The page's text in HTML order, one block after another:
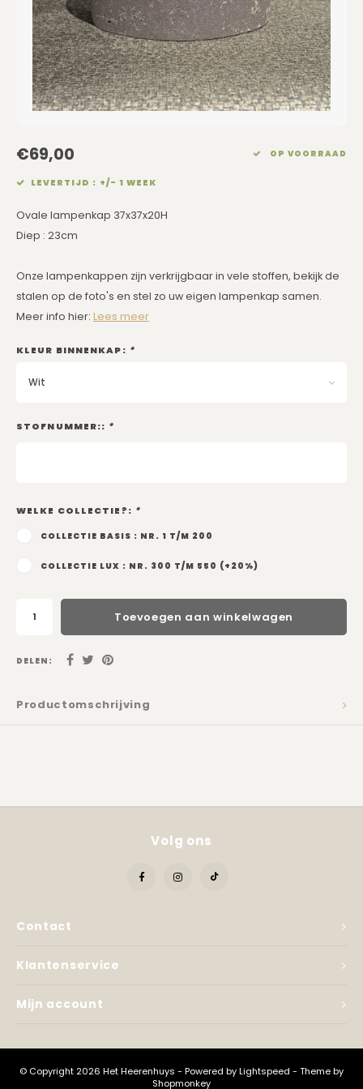
Eetkamerstoelen
Barkrukken
Banken
Rechthoekige Lampenkappen
Schuine Lampenkappen
Pet Lampenkappen
Kussens Roze
Kussens Goud
Kussens Grijs
Kussens SALE
Kaarsen
Dienbladen / Schalen
Kunstbloemen
Zuilen
Asleigh & Burwood
€69,00 OP VOORRAAD
LEVERTIJD : +/- 1 WEEK
Ovale lampenkap 37x37x20H
Diep : 23cm
Onze lampenkappen zijn verkrijgbaar in vele stoffen, bekijk de
stalen op de foto's en stel zo uw eigen lampenkap samen.
Meer info hier: Lees meer
KLEUR BINNENKAP: *
Wit
STOFNUMMER:: *
WELKE COLLECTIE?: *
COLLECTIE BASIS : NR. 1 T/M 200
COLLECTIE LUX : NR. 300 T/M 550 (+20%)
Toevoegen aan winkelwagen
DELEN:
Productomschrijving
Contact
Volg ons
Klantenservice
Mijn account
© Copyright 2026 Het Heerenhuys - Powered byLightspeed - Theme by
Shopmonkey